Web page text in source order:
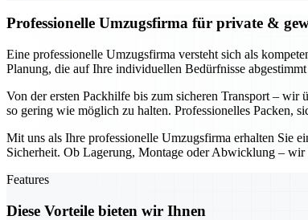
Professionelle Umzugsfirma für private &
Eine professionelle Umzugsfirma versteht sich als
Planung, die auf Ihre individuellen Bedürfnisse
Von der ersten Packhilfe bis zum sicheren Transport – wir
so gering wie möglich zu halten. Professionelles Packen,
Mit uns als Ihre professionelle Umzugsfirma erhalten Sie
Sicherheit. Ob Lagerung, Montage oder Abwicklung –
Features
Diese Vorteile bieten wir Ihnen